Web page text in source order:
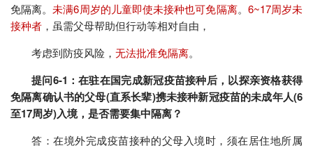
免隔离。未满6周岁的儿童即使未接种也可免隔离。 6~17周岁未
接种者 ，虽需父母帮助但行动等相对自由，
考虑到防疫风险， 无法批准免隔离。
提问6-1：在驻在国完成新冠疫苗接种后，以探亲资格获得
免隔离确认书的父母(直系长辈)携未接种新冠疫苗的未成年人(6
至17周岁)入境，是否需要集中隔离？
答：在境外完成疫苗接种的父母入境时，须在居住地所属